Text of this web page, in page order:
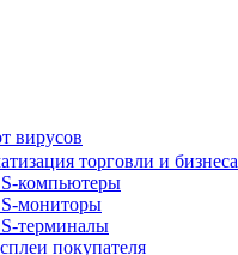
вирусов
торговли и бизнеса
компьютеры
мониторы
терминалы
покупателя